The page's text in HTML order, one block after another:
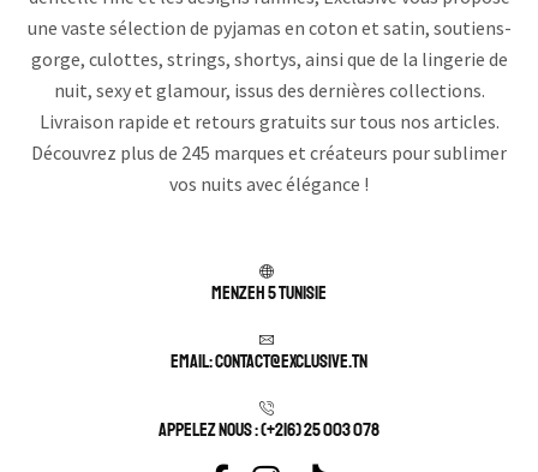
une vaste sélection de pyjamas en coton et satin, soutiens-
gorge, culottes, strings, shortys, ainsi que de la lingerie de
nuit, sexy et glamour, issus des dernières collections.
Livraison rapide et retours gratuits sur tous nos articles.
Découvrez plus de 245 marques et créateurs pour sublimer
vos nuits avec élégance !
Menzeh 5 TUNISIE
Email: contact@exclusive.tn
APPELEZ NOUS : (+216) 25 003 078